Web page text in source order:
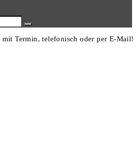
Termin, telefonisch oder per E-Mail!